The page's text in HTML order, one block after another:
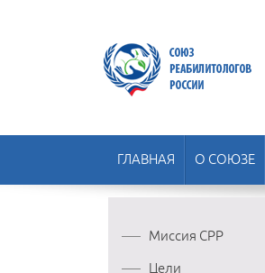
ГЛАВНАЯ О СОЮЗЕ
Миссия СРР
Цели